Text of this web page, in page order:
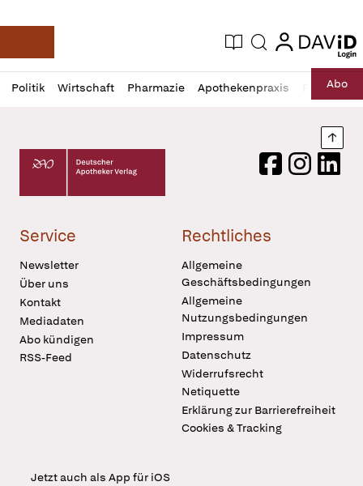
Deutsche Apotheker Zeitung
Aktuelle Ausgabe
Suche login
login
Politik Wirtschaft Pharmazie Apothekenpraxis RechtAbo
Profil
öffnen
Daz
Pur
Deutscher Apotheker Verlag Logo
FacebookInstagram
Service
Newsletter
Über uns
Kontakt
Mediadaten
Abo kündigen
RSS-Feed
Rechtliches
Allgemeine
Geschäftsbedingungen
Allgemeine
Nutzungsbedingungen
Impressum
Datenschutz
Widerrufsrecht
Netiquette
Erklärung zur Barrierefreiheit
Cookies & Tracking
Jetzt auch als App für iOS